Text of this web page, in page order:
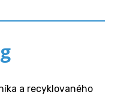
a recyklovaného